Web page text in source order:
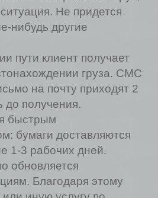
Не придется
нибудь другие
пути клиент получает
груза. СМС
на почту приходят 2
до получения.
быстрым
бумаги доставляются
1-3 рабочих дней.
обновляется
Благодаря этому